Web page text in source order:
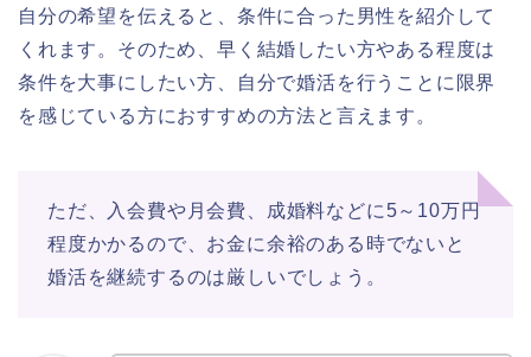
自分の希望を伝えると、条件に合った男性を紹介して
くれます。そのため、早く結婚したい方やある程度は
条件を大事にしたい方、自分で婚活を行うことに限界
を感じている方におすすめの方法と言えます。
ただ、入会費や月会費、成婚料などに5～10万円
程度かかるので、お金に余裕のある時でないと
婚活を継続するのは厳しいでしょう。